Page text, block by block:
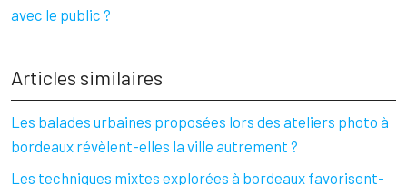
avec le public ?
Articles similaires
Les balades urbaines proposées lors des ateliers photo à
bordeaux révèlent-elles la ville autrement ?
Les techniques mixtes explorées à bordeaux favorisent-